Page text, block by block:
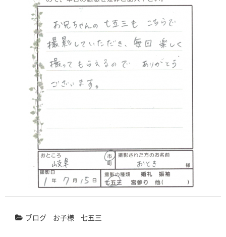
ブログ お子様 七五三